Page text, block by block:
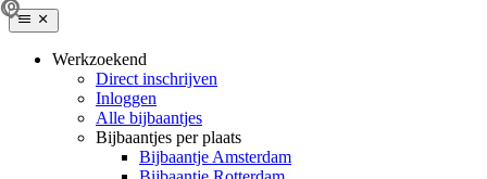
Werkzoekend
Direct inschrijven
Inloggen
Alle bijbaantjes
Bijbaantjes per plaats
Bijbaantje Amsterdam